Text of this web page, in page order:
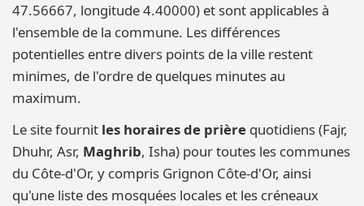
47.56667, longitude 4.40000) et sont applicables à
l'ensemble de la commune. Les différences
potentielles entre divers points de la ville restent
minimes, de l'ordre de quelques minutes au
maximum.
Le site fournit les horaires de prière quotidiens (Fajr,
Dhuhr, Asr, Maghrib, Isha) pour toutes les communes
du Côte-d'Or, y compris Grignon Côte-d'Or, ainsi
qu'une liste des mosquées locales et les créneaux